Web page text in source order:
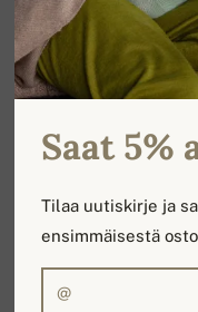
Saat 5%
Tilaa uutiskirje ja
ensimmäisestä